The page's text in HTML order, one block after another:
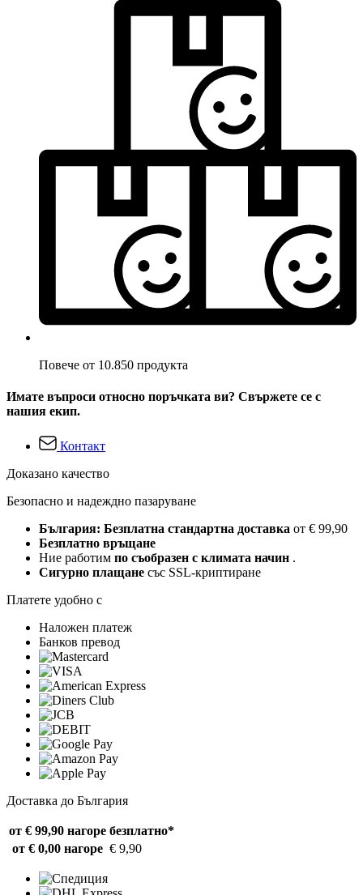
Повече от 10.850 продукта
Имате въпроси относно поръчката ви? Свържете се с
нашия екип.
Контакт
Доказано качество
Безопасно и надеждно пазаруване
България: Безплатна стандартна доставка от € 99,90
Безплатно връщане
Ние работим по съобразен с климата начин .
Сигурно плащане със SSL-криптиране
Платете удобно с
Наложен платеж
Банков превод
Доставка до България
от € 99,90 нагоре безплатно*
от € 0,00 нагоре € 9,90